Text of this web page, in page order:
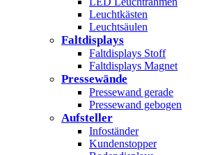
Leuchtkästen
Leuchtsäulen
Faltdisplays
Faltdisplays Stoff
Faltdisplays Magnet
Pressewände
Pressewand gerade
Pressewand gebogen
Aufsteller
Infoständer
Kundenstopper